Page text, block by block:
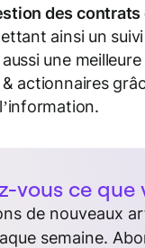
des contrats
ainsi un
une
actionnaires
vous ce que
de nouveaux
semaine.